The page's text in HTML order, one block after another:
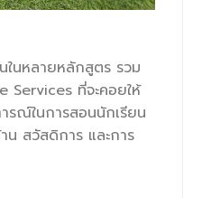
นหลายหลักสูตร รวม
ที่จะคอยให้
รณ์ในการสอนนักเรียน
สวัสดิการ และการ